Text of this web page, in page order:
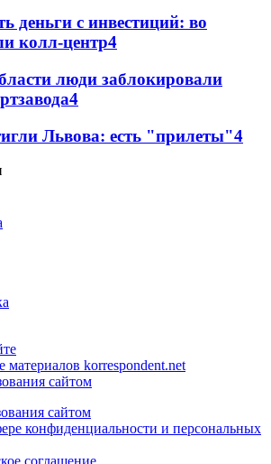
деньги с инвестиций: во
колл-центр4
люди заблокировали
4
Львова: есть "прилеты"4
материалов korrespondent.net
сайтом
сайтом
конфиденциальности и персональных